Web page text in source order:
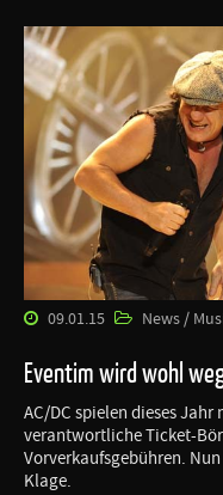
09.01.15 News /
Eventim wird wohl
AC/DC spielen dieses
verantwortliche Ticket-
Vorverkaufsgebühren.
Klage.